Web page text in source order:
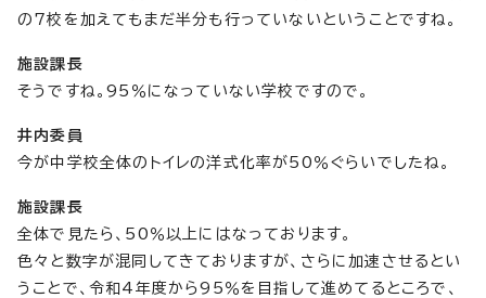
の7校を加えてもまだ半分も行っていないということですね。
施設課長
そうですね。95％になっていない学校ですので。
井内委員
今が中学校全体のトイレの洋式化率が50％ぐらいでしたね。
施設課長
全体で見たら、50％以上にはなっております。
色々と数字が混同してきておりますが、さらに加速させるとい
うことで、令和4年度から95％を目指して進めてるところで、